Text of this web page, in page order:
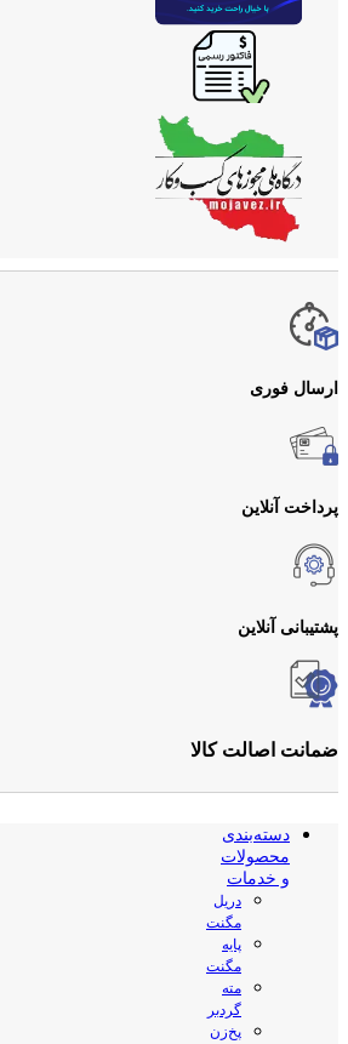
ارسال فوری
پرداخت آنلاین
پشتیبانی آنلاین
ضمانت اصالت کالا
دسته‌بندی
محصولات
و خدمات
دریل
مگنت
پایه
مگنت
مته
گردبر
پخ‌زن